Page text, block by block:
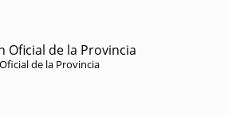
Oficial de la Provincia
de la Provincia